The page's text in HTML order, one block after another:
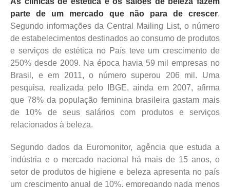
parte de um mercado que não para de crescer.
Segundo informações da Central Mailing List, o número
de estabelecimentos destinados ao consumo de produtos
e serviços de estética no País teve um crescimento de
250% desde 2009. Na época havia 59 mil empresas no
Brasil, e em 2011, o número superou 206 mil. Uma
pesquisa, realizada pelo IBGE, ainda em 2007, afirma
que 78% da população feminina brasileira gastam mais
de 10% de seus salários com produtos e serviços
relacionados à beleza.
Segundo dados da Euromonitor, agência que estuda a
indústria e o mercado nacional há mais de 15 anos, o
setor de produtos de higiene e beleza apresenta no país
um crescimento anual de 10%, empregando nada menos